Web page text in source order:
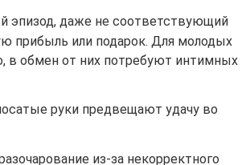
эпизод, даже не соответствующий
прибыль или подарок. Для молодых
в обмен от них потребуют интимных
руки предвещают удачу во
из-за некорректного